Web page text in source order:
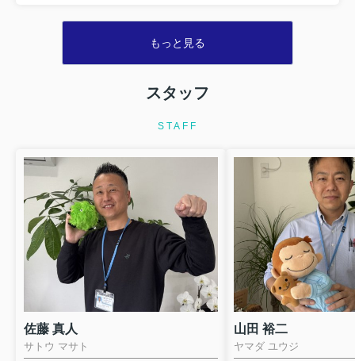
週からはアウェイでの２連戦になります(ﾉﾟοﾟ)ﾉ届け！！3150不動
もっと見る
スタッフ
STAFF
佐藤 真人
サトウ マサト
山田 裕二
ヤマダ ユウジ